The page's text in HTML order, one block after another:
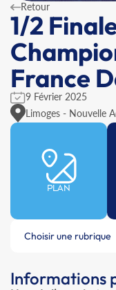
Retour
1/2
France
9 Février 2025
Limoges - Nouvelle
PLAN
Choisir une rubrique
Informations